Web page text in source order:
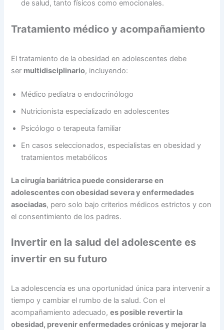
de salud, tanto físicos como emocionales.
Tratamiento médico y acompañamiento
El tratamiento de la obesidad en adolescentes debe
ser multidisciplinario, incluyendo:
Médico pediatra o endocrinólogo
Nutricionista especializado en adolescentes
Psicólogo o terapeuta familiar
En casos seleccionados, especialistas en obesidad y
tratamientos metabólicos
La cirugía bariátrica puede considerarse en
adolescentes con obesidad severa y enfermedades
asociadas, pero solo bajo criterios médicos estrictos y con
el consentimiento de los padres.
Invertir en la salud del adolescente es
invertir en su futuro
La adolescencia es una oportunidad única para intervenir a
tiempo y cambiar el rumbo de la salud. Con el
acompañamiento adecuado,es posible revertir la
obesidad, prevenir enfermedades crónicas y mejorar la